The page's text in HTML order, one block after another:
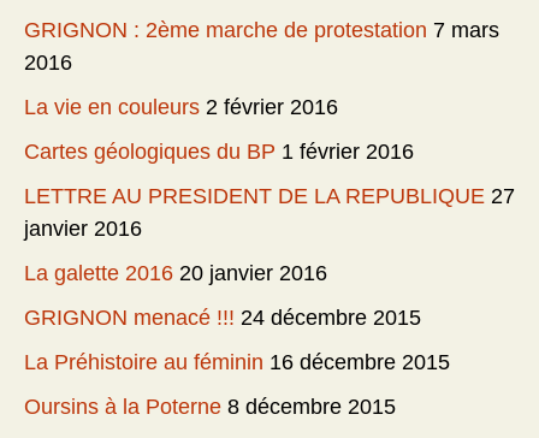
GRIGNON : 2ème marche de protestation 7 mars
2016
La vie en couleurs 2 février 2016
Cartes géologiques du BP 1 février 2016
LETTRE AU PRESIDENT DE LA REPUBLIQUE 27
janvier 2016
La galette 2016 20 janvier 2016
GRIGNON menacé !!! 24 décembre 2015
La Préhistoire au féminin 16 décembre 2015
Oursins à la Poterne 8 décembre 2015